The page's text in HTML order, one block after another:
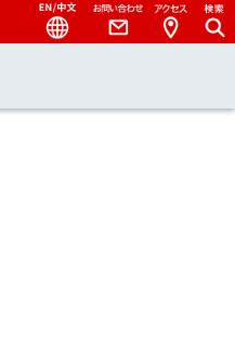
Contact
Language